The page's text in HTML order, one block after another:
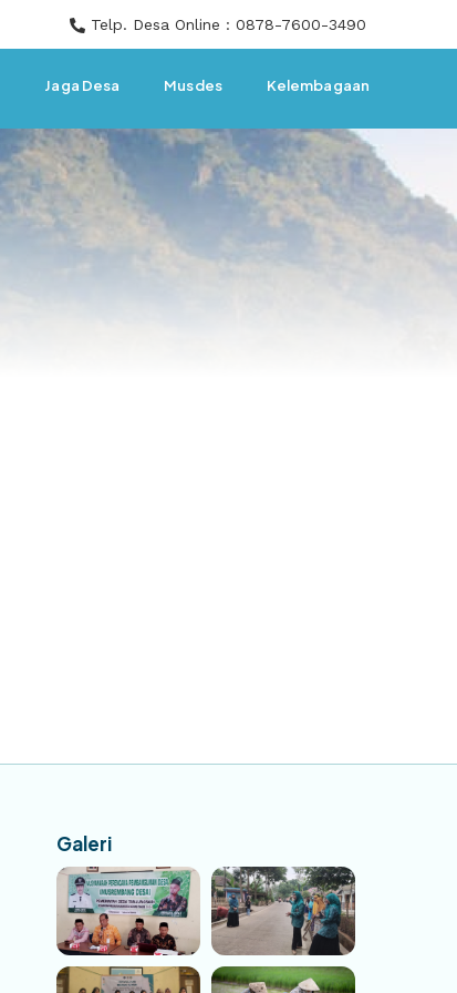
Telp. Desa Online : 0878-7600-3490
Jaga Desa Musdes Kelembagaan
Galeri